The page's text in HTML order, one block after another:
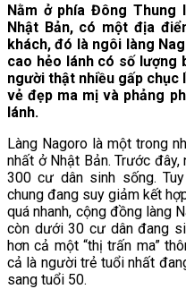
Nằm ở phía Đông Thung
Nhật Bản, có một địa
khách, đó là ngôi làng
cao hẻo lánh có số lượng
người thật nhiều gấp chục
vẻ đẹp ma mị và phảng
lánh.
Làng Nagoro là một trong
nhất ở Nhật Bản. Trước
300 cư dân sinh sống.
chung đang suy giảm kết
quá nhanh, cộng đồng làng
còn dưới 30 cư dân đang
hơn cả một “thị trấn ma”
cả là người trẻ tuổi nhất
sang tuổi 50.